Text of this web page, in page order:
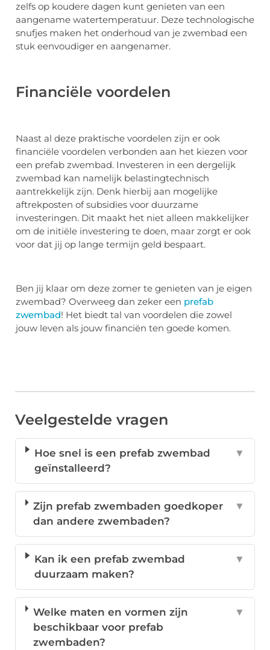
zelfs op koudere dagen kunt genieten van een
aangename watertemperatuur. Deze technologische
snufjes maken het onderhoud van je zwembad een
stuk eenvoudiger en aangenamer.
Financiële voordelen
Naast al deze praktische voordelen zijn er ook
financiële voordelen verbonden aan het kiezen voor
een prefab zwembad. Investeren in een dergelijk
zwembad kan namelijk belastingtechnisch
aantrekkelijk zijn. Denk hierbij aan mogelijke
aftrekposten of subsidies voor duurzame
investeringen. Dit maakt het niet alleen makkelijker
om de initiële investering te doen, maar zorgt er ook
voor dat jij op lange termijn geld bespaart.
Ben jij klaar om deze zomer te genieten van je eigen
zwembad? Overweeg dan zeker een prefab
zwembad! Het biedt tal van voordelen die zowel
jouw leven als jouw financiën ten goede komen.
Veelgestelde vragen
Hoe snel is een prefab zwembad
geïnstalleerd?
▼
Zijn prefab zwembaden goedkoper
dan andere zwembaden?
▼
Kan ik een prefab zwembad
duurzaam maken?
▼
Welke maten en vormen zijn
beschikbaar voor prefab
zwembaden?
▼